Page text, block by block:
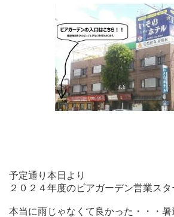
予定通り本日より
２０２４年度のビアガーデン営業スタ
本当に雨じゃなくて良かった・・・暑